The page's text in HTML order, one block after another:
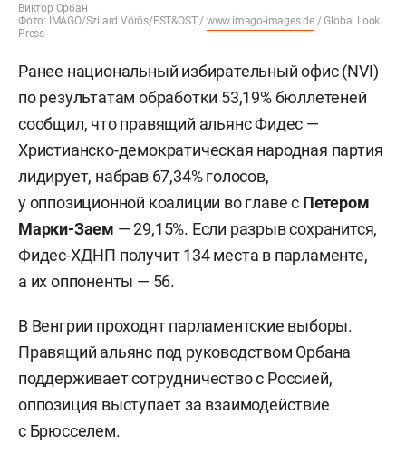
Виктор Орбан
Фото: IMAGO/Szilard Vörös/EST&OST / www.imago-images.de / Global Look
Press
Ранее национальный избирательный офис (NVI)
по результатам обработки 53,19% бюллетеней
сообщил, что правящий альянс Фидес —
Христианско-демократическая народная партия
лидирует, набрав 67,34% голосов,
у оппозиционной коалиции во главе с Петером
Марки-Заем — 29,15%. Если разрыв сохранится,
Фидес-ХДНП получит 134 места в парламенте,
а их оппоненты — 56.
В Венгрии проходят парламентские выборы.
Правящий альянс под руководством Орбана
поддерживает сотрудничество с Россией,
оппозиция выступает за взаимодействие
с Брюсселем.